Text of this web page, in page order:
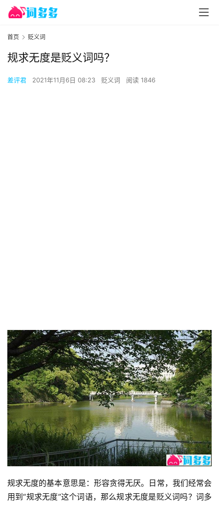
首页 贬义词
规求无度是贬义词吗？
差评君 2021年11月6日 08:23 贬义词 阅读 1846
规求无度的基本意思是：形容贪得无厌。日常，我们经常会
用到“规求无度”这个词语，那么规求无度是贬义词吗？词多